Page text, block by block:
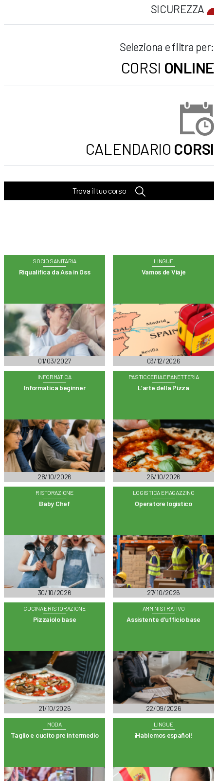
SICUREZZA
Seleziona e filtra per:
CORSI ONLINE
CALENDARIO CORSI
Trova il tuo corso
SOCIO SANITARIA
Riqualifica da Asa in Oss
01/03/2027
LINGUE
Vamos de Viaje
03/12/2026
INFORMATICA
Informatica beginner
28/10/2026
PASTICCERIA E PANETTERIA
L’arte della Pizza
26/10/2026
RISTORAZIONE
Baby Chef
30/10/2026
LOGISTICA E MAGAZZINO
Operatore logistico
27/10/2026
CUCINA E RISTORAZIONE
Pizzaiolo base
21/10/2026
AMMINISTRATIVO
Assistente d’ufficio base
22/09/2026
MODA
Taglio e cucito pre intermedio
LINGUE
¡Hablemos español!